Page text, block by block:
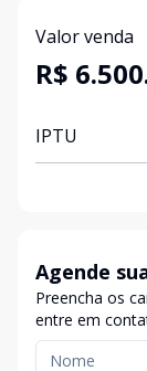
Valor venda
R$
IPTU
Agende
Preencha os
entre em